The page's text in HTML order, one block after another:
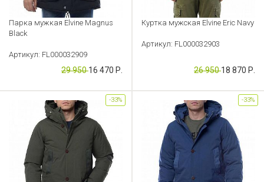
Парка мужкая Elvine Magnus
Black
Артикул: FL000032909
29 95016 470 Р.
Куртка мужская Elvine Eric Navy
Артикул: FL000032903
26 95018 870 Р.
-33% -33%